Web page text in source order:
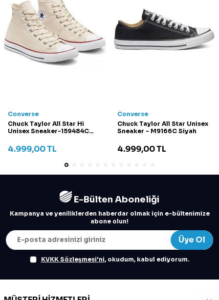
Converse
Chuck Taylor All Star Hi
Unisex Sneaker-159484C
4.999,00TL
Converse
Chuck Taylor All Star Unisex
Sneaker - M9166C Siyah
4.999,00TL
E-Bülten Aboneliği
Kampanya ve yeniliklerden haberdar olmak için e-bültenimize
abone olun!
Üye Ol
KVKK Sözleşmesi'ni, okudum, kabul ediyorum.